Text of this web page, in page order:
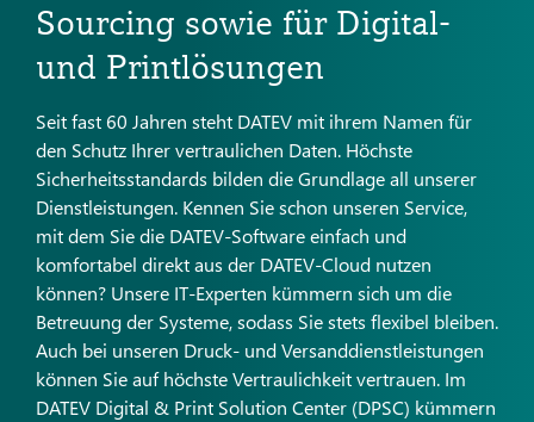
Sourcing sowie für Digital-
und Printlösungen
Seit fast 60 Jahren steht DATEV mit ihrem Namen für
den Schutz Ihrer vertraulichen Daten. Höchste
Sicherheitsstandards bilden die Grundlage all unserer
Dienstleistungen. Kennen Sie schon unseren Service,
mit dem Sie die DATEV-Software einfach und
komfortabel direkt aus der DATEV-Cloud nutzen
können? Unsere IT-Experten kümmern sich um die
Betreuung der Systeme, sodass Sie stets flexibel bleiben.
Auch bei unseren Druck- und Versanddienstleistungen
können Sie auf höchste Vertraulichkeit vertrauen. Im
DATEV Digital & Print Solution Center (DPSC) kümmern